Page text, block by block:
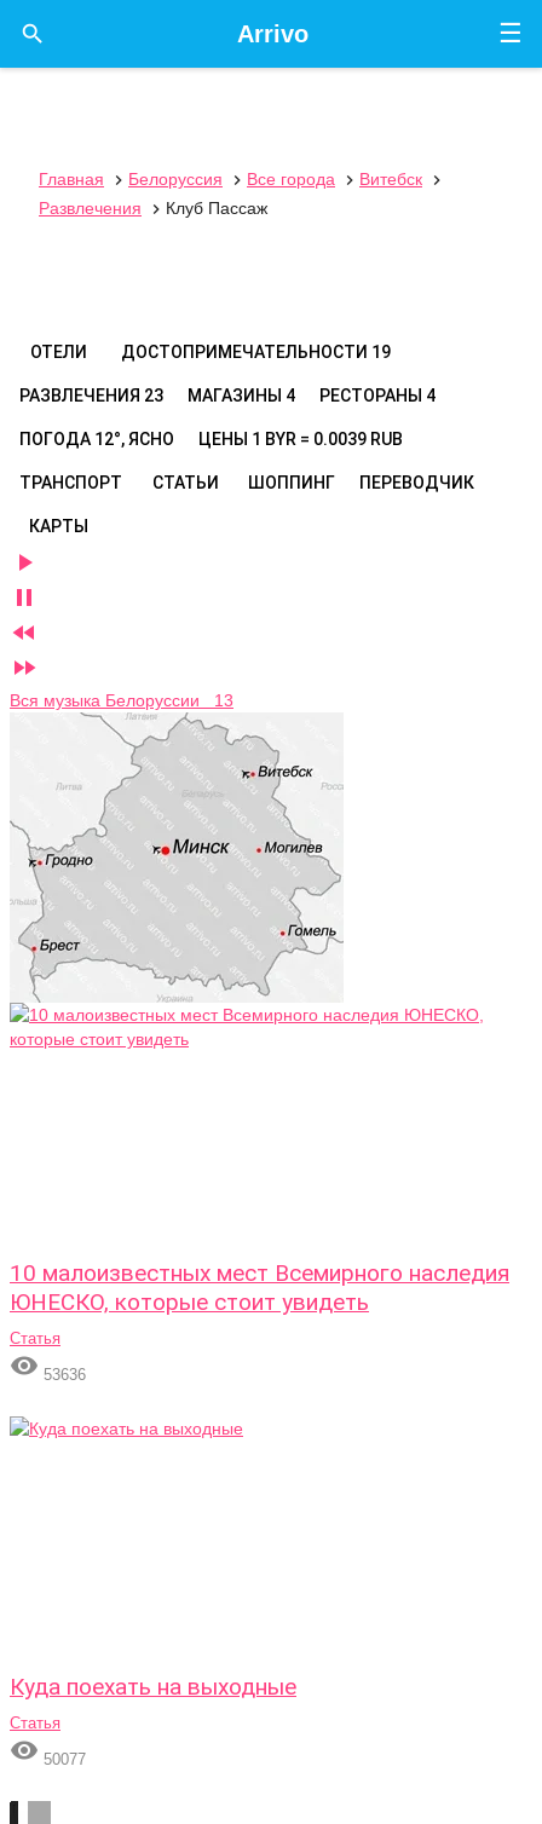
☰
Arrivo

Главная  Белоруссия  Все города  Витебск

Развлечения
 Клуб Пассаж
ОТЕЛИ ДОСТОПРИМЕЧАТЕЛЬНОСТИ 19
РАЗВЛЕЧЕНИЯ 23 МАГАЗИНЫ 4 РЕСТОРАНЫ 4
ПОГОДА 12°, ЯСНО ЦЕНЫ 1 BYR = 0.0039 RUB
ТРАНСПОРТ СТАТЬИ ШОППИНГ ПЕРЕВОДЧИК
КАРТЫ




Вся музыка Белоруссии 13
10 малоизвестных мест Всемирного наследия
ЮНЕСКО, которые стоит увидеть
Статья
 53636
Куда поехать на выходные
Статья
 50077